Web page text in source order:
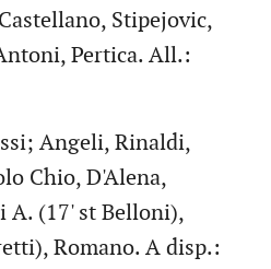
Stipejovic,
Pertica. All.:
Angeli, Rinaldi,
Chio, D'Alena,
A. (17' st Belloni),
Romano. A disp.: